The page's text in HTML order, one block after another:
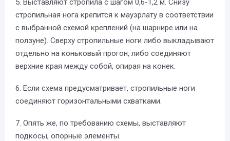
стропильная нога крепится к мауэрлату в соответствии
с выбранной схемой креплений (на шарнире или на
ползуне). Сверху стропильные ноги либо выкладывают
отдельно на коньковый прогон, либо соединяют
верхние края между собой, опирая на конек.
6. Если схема предусматривает, стропильные ноги
соединяют горизонтальными схватками.
7. Опять же, по требованию схемы, выставляют
подкосы, опорные элементы.